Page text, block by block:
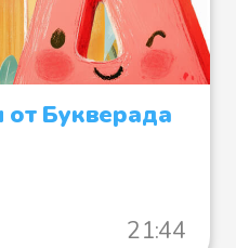
от Букверада
21:44